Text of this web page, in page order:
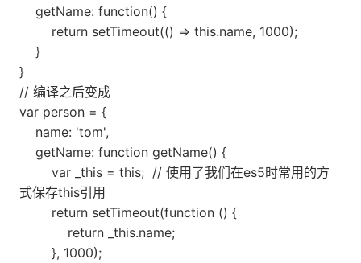
getName: function() {
return setTimeout(() => this.name, 1000);
}
}
// 编译之后变成
var person = {
name: 'tom',
getName: function getName() {
var _this = this; // 使用了我们在es5时常用的方
式保存this引用
return setTimeout(function () {
return _this.name;
}, 1000);